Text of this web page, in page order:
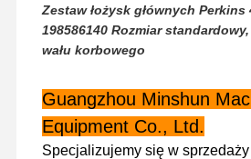
Strona
Główna
Produkty
Wycieczka
Po Fabryce
Kontrola
Jakości
Się Z
Zestaw łożysk głównych Perkins
198586140 Rozmiar
wału korbowego
Guangzhou Minshun
Equipment Co., Ltd.
Specjalizujemy się w